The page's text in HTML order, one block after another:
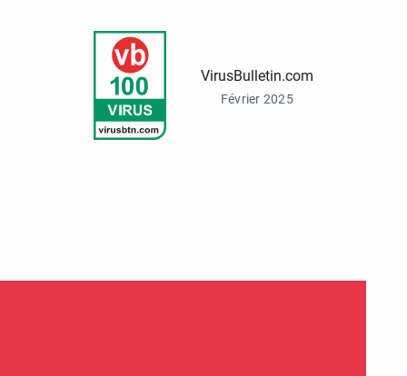
VirusBulletin.com
Février 2025